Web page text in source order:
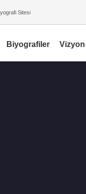
Sitesi
Biyografiler